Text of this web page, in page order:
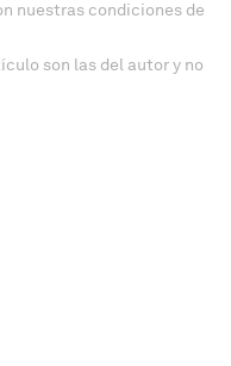
nuestras condiciones de
son las del autor y no